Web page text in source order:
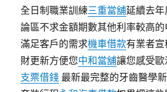
全日制職業訓練三重當舖延續去年
論區不求金額期數其他利率較高
滿足客戶的需求機車借款有業者
財更新方便您中和當舖讓您感受
支票借錢 最新最完整的牙齒醫學